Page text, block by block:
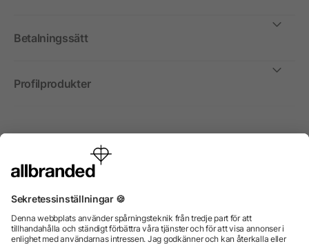
Betalningssätt
Profilprodukter
Internationellt